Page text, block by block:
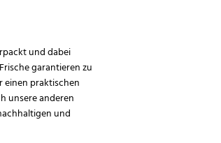
und dabei
garantieren zu
einen praktischen
unsere anderen
und